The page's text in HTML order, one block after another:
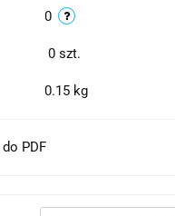
0
0 szt.
0.15 kg
PDF